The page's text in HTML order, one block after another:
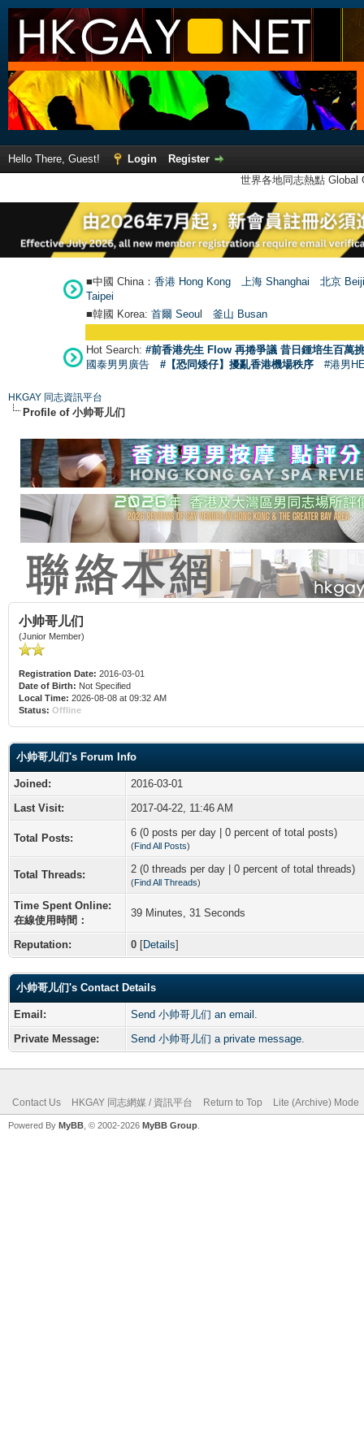
Hello There, Guest! Login
Register
世界各地同志熱點
■中國 China： 香港 Hong Kong 上海 Shanghai
北京
Taipei
■韓國 Korea: 首爾 Seoul 釜山 Busan
Hot Search: #前香港先生 Flow 再捲爭議 昔日鍾培生百萬
國泰男男廣告
#【恐同矮仔】擾亂香港機場秩序 #港男
HKGAY 同志資訊平台
Profile of 小帅哥儿们
小帅哥儿们
(Junior Member)
Registration Date: 2016-03-01
Date of Birth: Not Specified
Local Time: 2026-08-08 at 09:32 AM
Status: Offline
小帅哥儿们's Forum Info
Joined:
2016-03-01
Last Visit:
2017-04-22, 11:46 AM
Total Posts: 6 (0 posts per day | 0 percent of total posts)
(Find All Posts)
Total Threads: 2 (0 threads per day | 0 percent of total threads)
(Find All Threads)
Time Spent Online:
在線使用時間：
39 Minutes, 31 Seconds
Reputation: 0 [Details]
小帅哥儿们's Contact Details
Email:
Send 小帅哥儿们 an email.
Private Message:
Send 小帅哥儿们 a private message.
Contact Us HKGAY 同志網媒 / 資訊平台 Return to Top Lite (Archive) Mode
Powered By MyBB , © 2002-2026 MyBB Group